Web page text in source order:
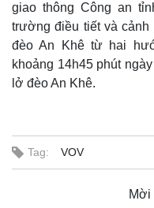
Kinh tế
Bất động sản
Khởi nghiệp
giao thông Công an
trường điều tiết và
đèo An Khê từ hai
khoảng 14h45 phút
lở đèo An Khê.
Tag: VOV
Mời